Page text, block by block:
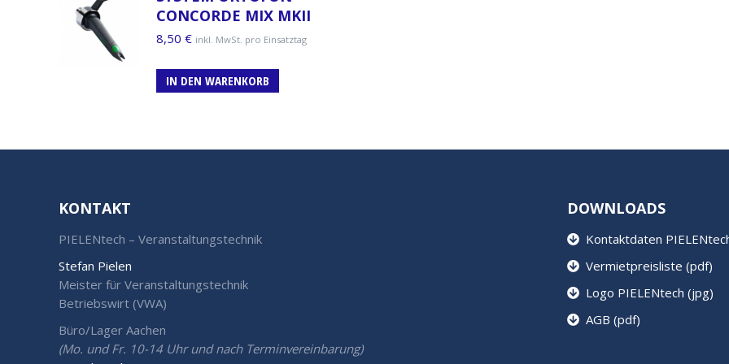
CONCORDE MIX MKII
8,50 € inkl. MwSt. pro Einsatztag
IN DEN WARENKORB
KONTAKT
PIELENtech – Veranstaltungstechnik
Stefan Pielen
Meister für Veranstaltungstechnik
Betriebswirt (VWA)
Büro/Lager Aachen
(Mo. und Fr. 10-14 Uhr und nach Terminvereinbarung)
DOWNLOADS
Kontaktdaten
Vermietpreisliste (pdf)
Logo PIELENtech (jpg)
AGB (pdf)